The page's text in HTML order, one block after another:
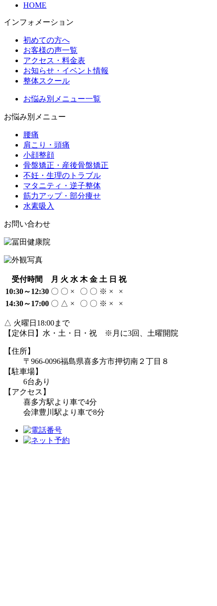
HOME
インフォメーション
初めての方へ
お客様の声一覧
アクセス・料金表
お知らせ・イベント情報
整体スクール
お悩み別メニュー一覧
お悩み別メニュー
腰痛
肩こり・頭痛
小顔整顔
骨盤矯正・産後骨盤矯正
不妊・生理のトラブル
マタニティ・逆子整体
筋力アップ・部分痩せ
水素吸入
お問い合わせ
受付時間 月 火 水 木 金 土 日 祝
10:30～12:30 〇 〇 × 〇 〇 ※ ×
×
14:30～17:00 〇 △ × 〇 〇 ※ × ×
△ 火曜日18:00まで
【定休日】水・土・日・祝 ※月に3回、土曜開院
【住所】
〒966-0096福島県喜多方市押切南２丁目８
【駐車場】
6台あり
【アクセス】
喜多方駅より車で4分
会津豊川駅より車で8分